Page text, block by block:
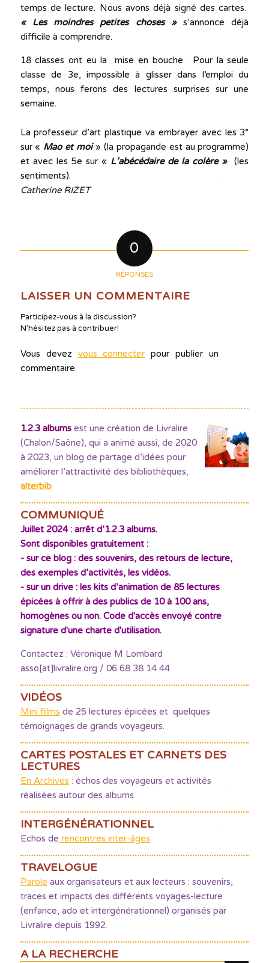
temps de lecture. Nous avons déjà signé des cartes.
« Les moindres petites choses »s’annonce déjà
difficile à comprendre.
18 classes ont eu la mise en bouche. Pour la seule
classe de 3e, impossible à glisser dans l’emploi du
temps, nous ferons des lectures surprises sur une
semaine.
La professeur d’art plastique va embrayer avec les 3°
sur « Mao et moi» (la propagande est au programme)
et avec les 5e sur « L’abécédaire de la colère »(les
sentiments).
Catherine RIZET
0
RÉPONSES
LAISSER UN COMMENTAIRE
Participez-vous à la discussion?
N'hésitez pas à contribuer!
Vous devez vous connecter pour publier un
commentaire.
1.2.3 albumsest une création de Livralire
(Chalon/Saône), qui a animé aussi, de 2020
à 2023, un blog de partage d’idées pour
améliorer l’attractivité des bibliothèques,
alterbib
COMMUNIQUÉ
Juillet 2024 : arrêt d’1.2.3 albums.
Sont disponibles gratuitement :
- sur ce blog : des souvenirs, des retours de lecture,
des exemples d’activités, les vidéos.
- sur un drive : les kits d’animation de 85 lectures
épicées à offrir à des publics de 10 à 100 ans,
homogènes ou non. Code d'accès envoyé contre
signature d'une charte d'utilisation.
Contactez : Véronique M Lombard
asso[at]livralire.org / 06 68 38 14 44
VIDÉOS
Mini films de 25 lectures épicées et quelques
témoignages de grands voyageurs.
CARTES POSTALES ET CARNETS DES
LECTURES
En Archives : échos des voyageurs et activités
réalisées autour des albums.
INTERGÉNÉRATIONNEL
Echos de rencontres inter-âges
TRAVELOGUE
Parole aux organisateurs et aux lecteurs : souvenirs,
traces et impacts des différents voyages-lecture
(enfance, ado et intergénérationnel) organisés par
Livralire depuis 1992.
A LA RECHERCHE